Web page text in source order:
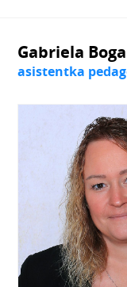
Gabriela
asistentka